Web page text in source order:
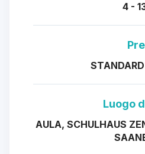
4 -
Luogo
AULA, SCHULHAUS